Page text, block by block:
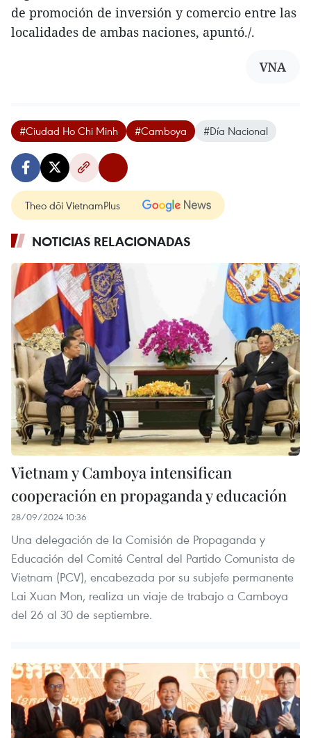
de promoción de inversión y comercio entre las
localidades de ambas naciones, apuntó./.
VNA
#Ciudad Ho Chi Minh #Camboya #Día Nacional
Theo dõi VietnamPlus
NOTICIAS RELACIONADAS
Vietnam y Camboya intensifican
cooperación en propaganda y educación
28/09/2024 10:36
Una delegación de la Comisión de Propaganda y
Educación del Comité Central del Partido Comunista de
Vietnam (PCV), encabezada por su subjefe permanente
Lai Xuan Mon, realiza un viaje de trabajo a Camboya
del 26 al 30 de septiembre.